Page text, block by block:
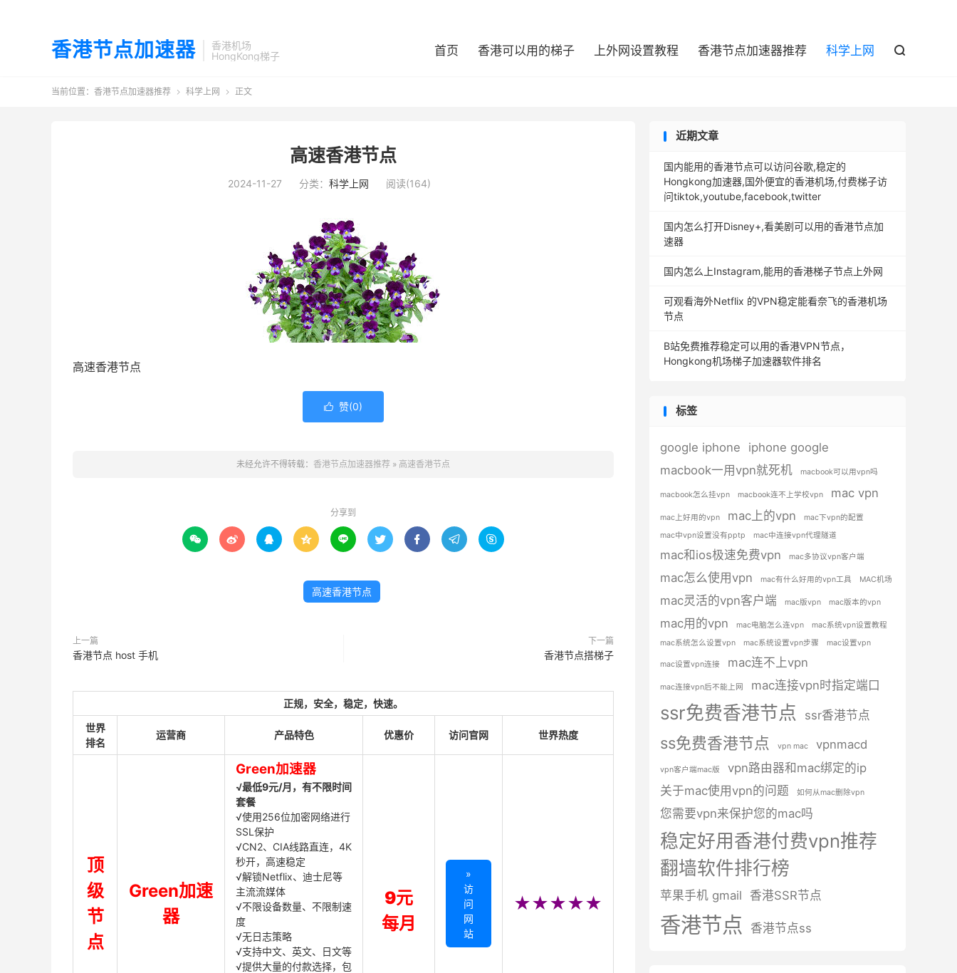
香港节点加速器
香港机场
HongKong梯子
首页 香港可以用的梯子 上外网设置教程 香港节点加速器推荐 科学上网 
当前位置： 香港节点加速器推荐  科学上网  正文
高速香港节点
2024-11-27 分类： 科学上网 阅读(164)
高速香港节点
 赞(0)
未经允许不得转载： 香港节点加速器推荐 » 高速香港节点
分享到
        
高速香港节点
上一篇
香港节点 host 手机
下一篇
香港节点搭梯子
正规，安全，稳定，快速。
世界
排名
运营商 产品特色 优惠价 访问官网 世界热度
顶
级
节
点
Green加速
器
Green加速器
√最低9元/月，有不限时间
套餐
√使用256位加密网络进行
SSL保护
√CN2、CIA线路直连，4K
秒开，高速稳定
√解锁Netflix、迪士尼等
主流流媒体
√不限设备数量、不限制速
度
√无日志策略
√支持中文、英文、日文等
√提供大量的付款选择，包
9元
每月
»
访
问
网
站
★★★★★
近期文章
国内能用的香港节点可以访问谷歌,稳定的
Hongkong加速器,国外便宜的香港机场,付费梯子访
问tiktok,youtube,facebook,twitter
国内怎么打开Disney+,看美剧可以用的香港节点加
速器
国内怎么上Instagram,能用的香港梯子节点上外网
可观看海外Netflix 的VPN稳定能看奈飞的香港机场
节点
B站免费推荐稳定可以用的香港VPN节点，
Hongkong机场梯子加速器软件排名
标签
google iphone
iphone google
macbook一用vpn就死机
macbook可以用vpn吗
macbook怎么挂vpn macbook连不上学校vpn mac vpn
mac上好用的vpn mac上的vpn
mac下vpn的配置
mac中vpn设置没有pptp
mac中连接vpn代理隧道
mac和ios极速免费vpn mac多协议vpn客户端
mac怎么使用vpn mac有什么好用的vpn工具 MAC机场
mac灵活的vpn客户端 mac版vpn mac版本的vpn
mac用的vpn mac电脑怎么连vpn
mac系统vpn设置教程
mac系统怎么设置vpn
mac系统设置vpn步骤 mac设置vpn
mac设置vpn连接 mac连不上vpn
mac连接vpn后不能上网 mac连接vpn时指定端口
ssr免费香港节点 ssr香港节点
ss免费香港节点 vpn mac vpnmacd
vpn客户端mac版
vpn路由器和mac绑定的ip
关于mac使用vpn的问题
如何从mac删除vpn
您需要vpn来保护您的mac吗
稳定好用香港付费vpn推荐
翻墙软件排行榜
苹果手机 gmail 香港SSR节点
香港节点 香港节点ss